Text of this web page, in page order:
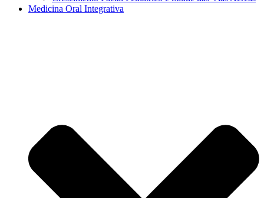
Medicina Oral Integrativa